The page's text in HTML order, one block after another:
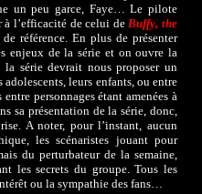
un peu garce, Faye… Le pilote
à l’efficacité de celui deBuffy, the
référence. En plus de présenter
enjeux de la série et on ouvre la
la série devrait nous proposer un
leurs enfants, ou entre
personnages étant amenées à
sa présentation de la série, donc,
A noter, pour l’instant, aucun
les scénaristes jouant pour
du perturbateur de la semaine,
les secrets du groupe. Tous les
ou la sympathie des fans…